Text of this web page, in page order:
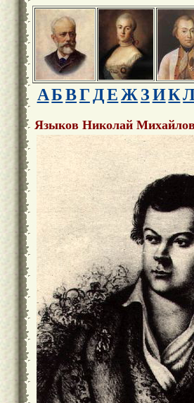
АБВГ ДЕ Ж ЗИК
Языков Николай